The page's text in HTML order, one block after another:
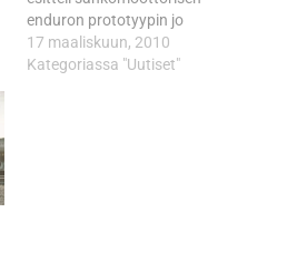
enduron prototyypin jo
lokakuussa 2008. Silloin
KTM kertoi pyörän olevan
17 maaliskuun, 2010
Kategoriassa "Uutiset"